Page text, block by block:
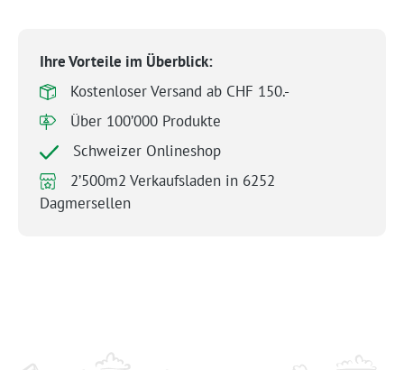
Ihre Vorteile im Überblick:
Kostenloser Versand ab CHF 150.-
Über 100’000 Produkte
Schweizer Onlineshop
2’500m2 Verkaufsladen in 6252
Dagmersellen